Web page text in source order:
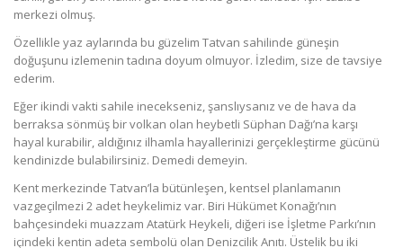
merkezi olmuş.
Özellikle yaz aylarında bu güzelim Tatvan sahilinde güneşin
doğuşunu izlemenin tadına doyum olmuyor. İzledim, size de tavsiye
ederim.
Eğer ikindi vakti sahile inecekseniz, şanslıysanız ve de hava da
berraksa sönmüş bir volkan olan heybetli Süphan Dağı’na karşı
hayal kurabilir, aldığınız ilhamla hayallerinizi gerçekleştirme gücünü
kendinizde bulabilirsiniz. Demedi demeyin.
Kent merkezinde Tatvan’la bütünleşen, kentsel planlamanın
vazgeçilmezi 2 adet heykelimiz var. Biri Hükümet Konağı’nın
bahçesindeki muazzam Atatürk Heykeli, diğeri ise İşletme Parkı’nın
içindeki kentin adeta sembolü olan Denizcilik Anıtı. Üstelik bu iki